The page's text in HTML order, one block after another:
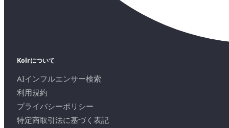
Kolrについて
AIインフルエンサー検索
利用規約
プライバシーポリシー
特定商取引法に基づく表記